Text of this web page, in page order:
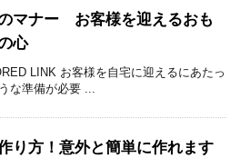
マナー お客様を迎えるおも
心
LINK お客様を自宅に迎えるにあたっ
な準備が必要 ...
り方！意外と簡単に作れます